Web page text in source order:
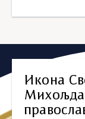
Икона